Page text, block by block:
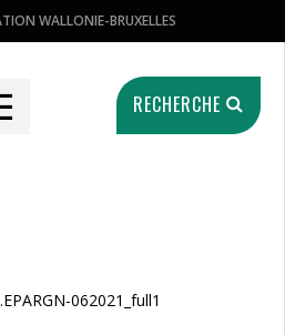
WALLONIE-BRUXELLES
RECHERCHE
062021_full1